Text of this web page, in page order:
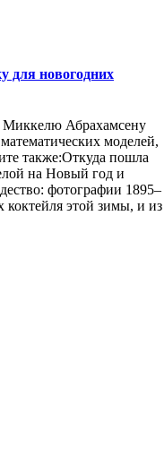
для новогодних
Абрахамсену
моделей,
также:Откуда пошла
на Новый год и
фотографии 1895–
коктейля этой зимы, и из